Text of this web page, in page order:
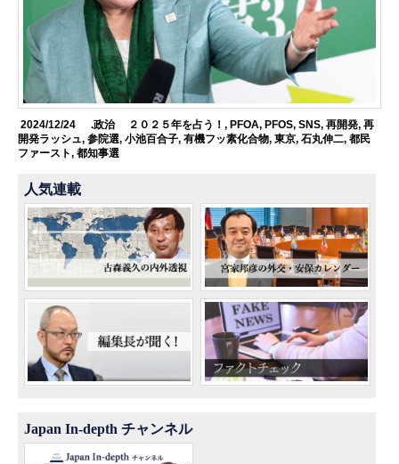
2024/12/24 .政治 ２０２５年を占う！ , PFOA, PFOS, SNS, 再開発, 再
開発ラッシュ,参院選,小池百合子,有機フッ素化合物,東京,石丸伸二,都民
ファースト,都知事選
人気連載
Japan In-depth チャンネル